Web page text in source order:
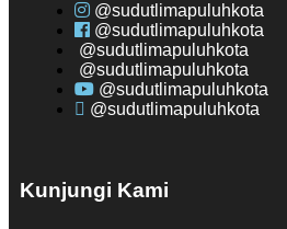
@sudutlimapuluhkota
@sudutlimapuluhkota
@sudutlimapuluhkota
@sudutlimapuluhkota
@sudutlimapuluhkota
@sudutlimapuluhkota
Kunjungi Kami